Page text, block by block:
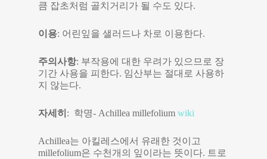
큼 잡초처럼 골치거리가 될 수도 있다.
이용: 어린잎을 샐러드나 차로 이용한다.
주의사항: 부작용에 대한 우려가 있으므로 장
기간 사용을 피한다. 임산부는 절대로 사용하
지 않는다.
자세히 : 학명- Achillea millefoliumwiki
Achillea는 아킬레스에서 유래한 것이고
millefolium은 수천개의 잎이라는 뜻이다. 트로